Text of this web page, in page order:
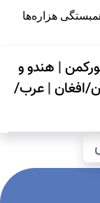
هزاره‌ها
| هندو و
افغان|عرب/